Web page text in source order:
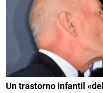
Un trastorno infantil